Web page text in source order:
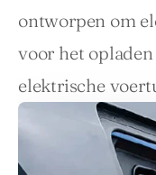
ontworpen om
voor het
elektrische